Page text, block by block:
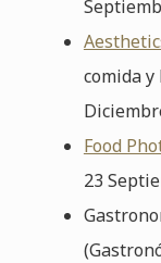
comida y
Food
23